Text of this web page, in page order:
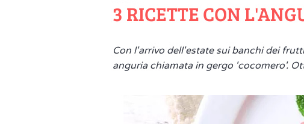
3 RICETTE CON
Con l'arrivo dell'estate sui banchi dei
anguria chiamata in gergo 'cocomero'.